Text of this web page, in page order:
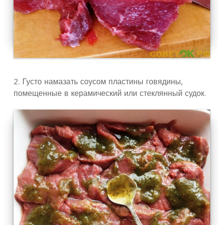
2. Густо намазать соусом пластины говядины,
помещенные в керамический или стеклянный судок.